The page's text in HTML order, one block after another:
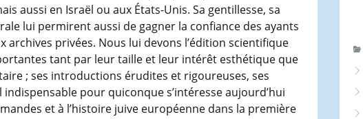
aussi en Israël ou aux États-Unis. Sa gentillesse, sa
lui permirent aussi de gagner la confiance des ayants
archives privées. Nous lui devons l’édition scientifique
tant par leur taille et leur intérêt esthétique que
; ses introductions érudites et rigoureuses, ses
pour quiconque s’intéresse aujourd’hui
et à l’histoire juive européenne dans la première